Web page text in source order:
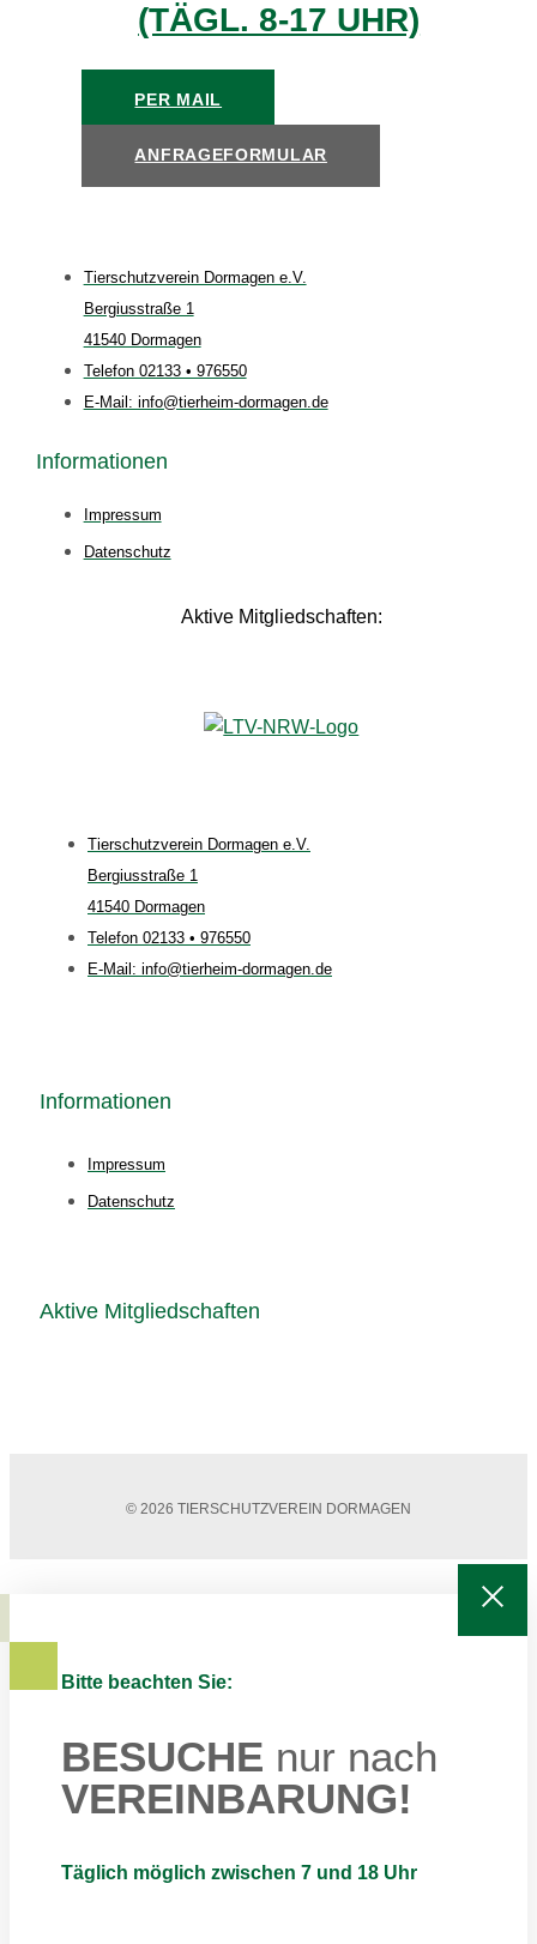
(TÄGL. 8-17 UHR)
PER MAIL
ANFRAGEFORMULAR
Tierschutzverein Dormagen e.V.
Bergiusstraße 1
41540 Dormagen
Telefon 02133 • 976550
E-Mail: info@tierheim-dormagen.de
Informationen
Impressum
Datenschutz
Aktive Mitgliedschaften:
Tierschutzverein Dormagen e.V.
Bergiusstraße 1
41540 Dormagen
Telefon 02133 • 976550
E-Mail: info@tierheim-dormagen.de
Informationen
Impressum
Datenschutz
Aktive Mitgliedschaften
© 2026 TIERSCHUTZVEREIN DORMAGEN
Bitte beachten Sie:
BESUCHE nur nach
VEREINBARUNG!
Täglich möglich zwischen 7 und 18 Uhr